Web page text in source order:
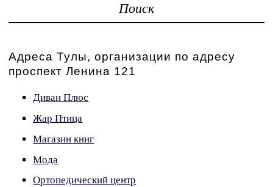
Поиск
Адреса Тулы, организации по адресу
проспект Ленина 121
Диван Плюс
Жар Птица
Магазин книг
Мода
Ортопедический центр